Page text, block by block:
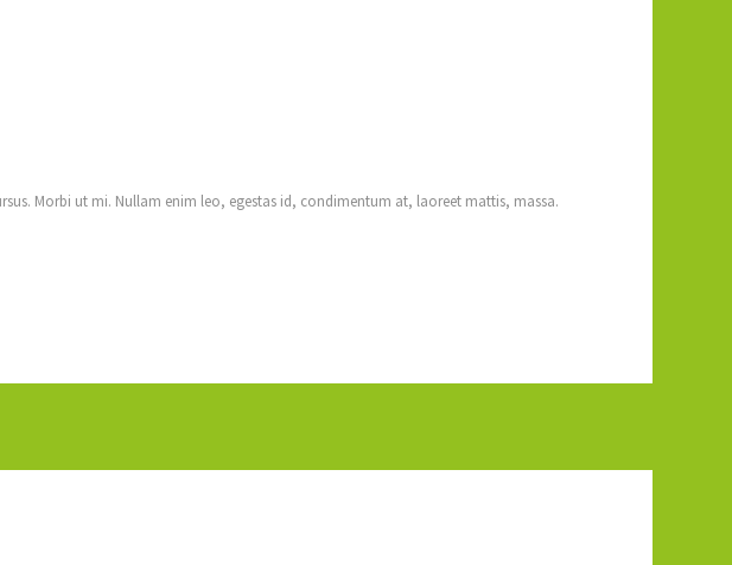
Morbi ut mi. Nullam enim leo, egestas id, condimentum at, laoreet mattis, massa.